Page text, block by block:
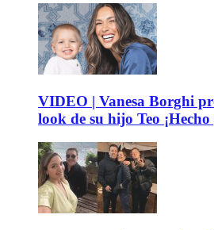
VIDEO | Vanesa Borghi
look de su hijo Teo